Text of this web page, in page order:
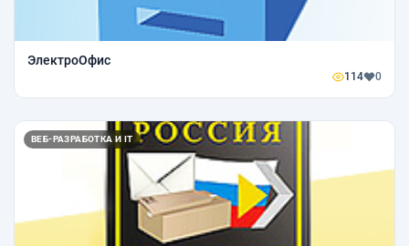
ЭлектроОфис
114 0
ВЕБ-РАЗРАБОТКА И IT